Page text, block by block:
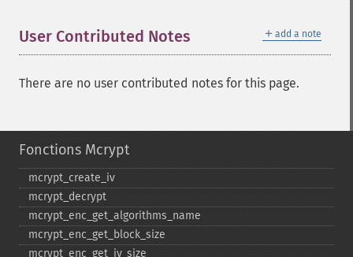
＋ add a note
User Contributed Notes
There are no user contributed notes for this page.
Fonctions Mcrypt
mcrypt_​create_​iv
mcrypt_​decrypt
mcrypt_​enc_​get_​algorithms_​name
mcrypt_​enc_​get_​block_​size
mcrypt_​enc_​get_​iv_​size